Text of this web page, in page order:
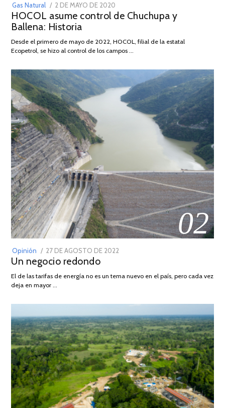
Gas Natural
POSTED
ON
2 DE MAYO DE 2020
DE
2026
HOCOL asume control de Chuchupa y
Ballena: Historia
Desde el primero de mayo de 2022, HOCOL, filial de la estatal
Ecopetrol, se hizo al control de los campos …
02
Opinión
POSTED
ON
27 DE AGOSTO DE 2022
DE
Un negocio redondo
El de las tarifas de energía no es un tema nuevo en el país, pero cada vez
deja en mayor …